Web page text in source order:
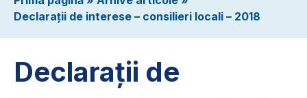
Declarații de interese – consilieri locali – 2018
Declarații de